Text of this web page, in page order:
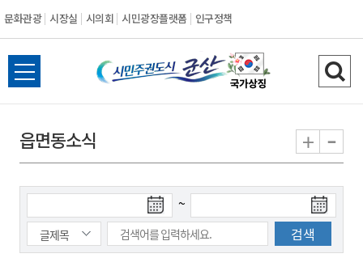
문화관광 시장실 시의회 시민광장플랫폼 인구정책
시
민
권
도
시
전
체
뉴
열
검
색
기
읍면동소식 + -
색
시
~
색
종